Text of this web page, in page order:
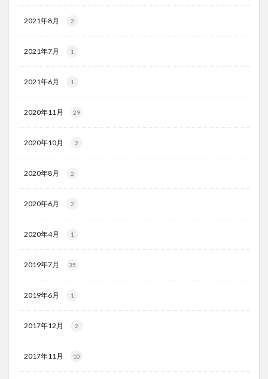
2021年8月 2
2021年7月 1
2021年6月 1
2020年11月 29
2020年10月 2
2020年8月 2
2020年6月 2
2020年4月 1
2019年7月 35
2019年6月 1
2017年12月 2
2017年11月 10